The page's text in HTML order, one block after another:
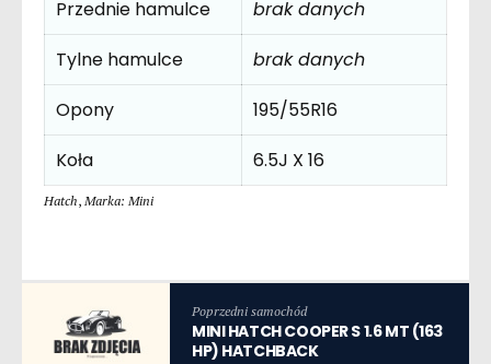
Przednie hamulce
brak danych
Tylne hamulce
brak danych
Opony
195/55R16
Koła
6.5J X 16
Hatch, Marka: Mini
Poprzedni samochód
MINI HATCH COOPER S 1.6 MT (163
HP) HATCHBACK